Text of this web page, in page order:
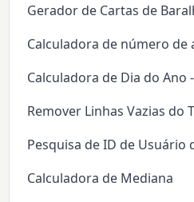
Gerador de Cartas de
Calculadora de número de
Calculadora de Dia do Ano
Remover Linhas Vazias do
Pesquisa de ID de Usuário
Calculadora de Mediana